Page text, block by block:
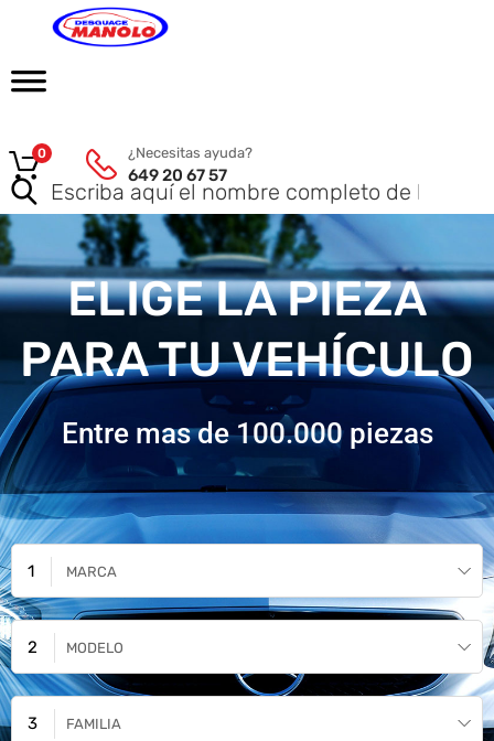
¿Necesitas ayuda?
649 20 67 57
0
ELIGE LA PIEZA
PARA TU VEHÍCULO
Entre mas de 100.000 piezas
MARCA
MODELO
FAMILIA